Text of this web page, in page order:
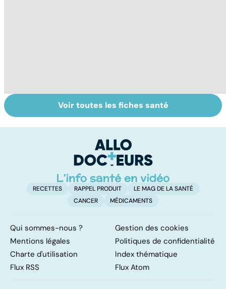
Le magnésium,
un oligo-élément
Intestin irritable :
le régime
solution ?
Voir toutes les fiches santé
RECETTES RAPPEL PRODUIT
LE MAG DE LA SANTÉ
CANCER
MÉDICAMENTS
Qui sommes-nous ?
Gestion des cookies
Mentions légales
Politiques de confidentialité
Charte d'utilisation
Index thématique
Flux RSS
Flux Atom